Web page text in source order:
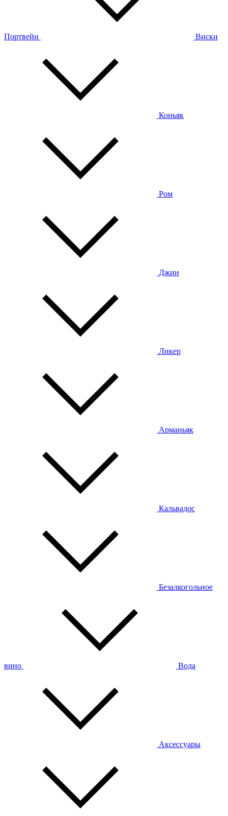
Портвейн Виски
Коньяк
Ром
Джин
Ликер
Арманьяк
Кальвадос
Безалкогольное
вино Вода
Аксессуары